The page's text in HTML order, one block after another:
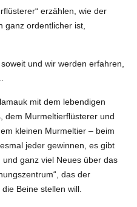
erzählen, wie der
ganz ordentlicher ist,
und wir werden erfahren,
mit dem lebendigen
dem Murmeltierflüsterer und
kleinen Murmeltier – beim
jeder gewinnen, es gibt
ganz viel Neues über das
das der
Beine stellen will.